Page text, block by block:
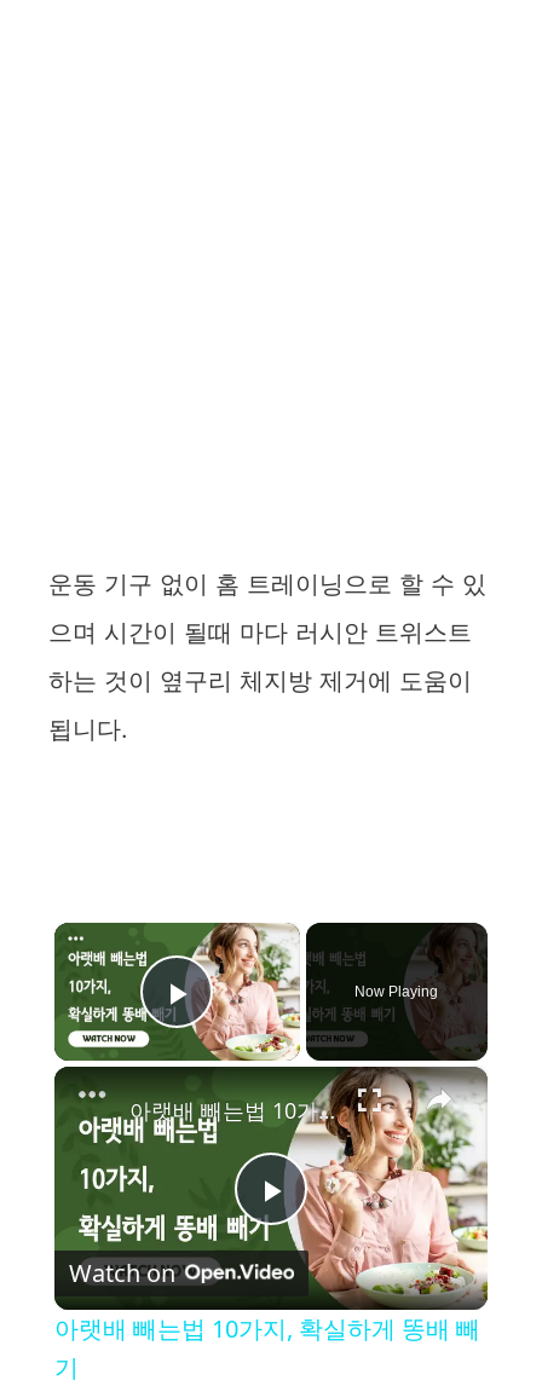
운동 기구 없이 홈 트레이닝으로 할 수 있
으며 시간이 될때 마다 러시안 트위스트
하는 것이 옆구리 체지방 제거에 도움이
됩니다.
×
Play Video
Now Playing
×
P
l
아랫배 빼는법 10가지, 확실하게 똥배 빼기
Watch on
아랫배 빼는법 10가지, 확실하게 똥배 빼
기